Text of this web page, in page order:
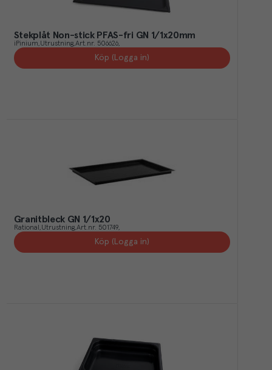
Stekplåt Non-stick PFAS-fri GN 1/1x20mm
iPinium Utrustning Art.nr. 506626
Köp (Logga in)
Granitbleck GN 1/1x20
Rational Utrustning Art.nr. 501749
Köp (Logga in)